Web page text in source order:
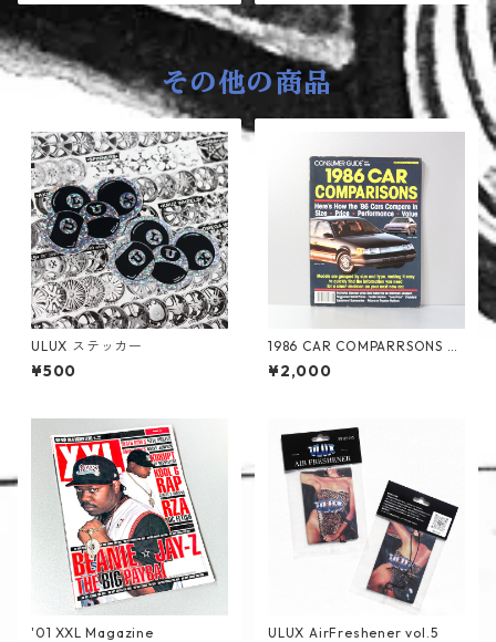
その他の商品
ULUX ステッカー
¥500
1986 CAR COMPARRSONS B
OOK
¥2,000
'01 XXL Magazine ULUX AirFreshener vol.5